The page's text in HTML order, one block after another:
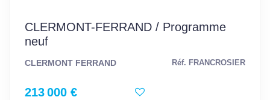
CLERMONT-FERRAND / Programme
neuf
CLERMONT FERRAND Réf. FRANCROSIER
213 000 €